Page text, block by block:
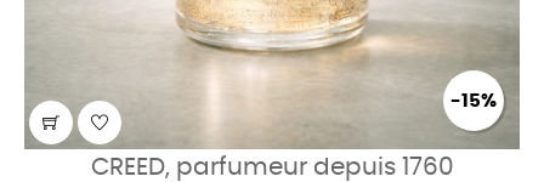
-15%
CREED, parfumeur depuis 1760